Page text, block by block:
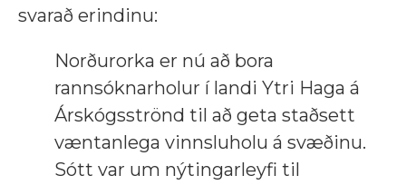
svarað erindinu:
Norðurorka er nú að bora
rannsóknarholur í landi Ytri Haga á
Árskógsströnd til að geta staðsett
væntanlega vinnsluholu á svæðinu.
Sótt var um nýtingarleyfi til